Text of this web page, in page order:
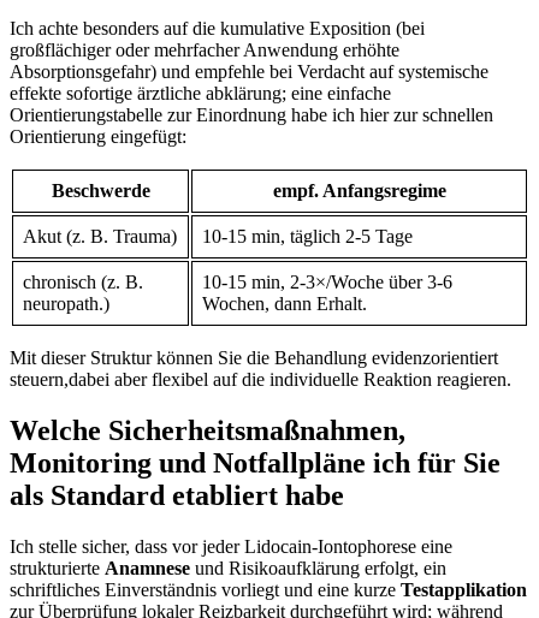
Ich achte besonders auf die kumulative Exposition (bei⁢
großflächiger oder⁢ mehrfacher ‌Anwendung erhöhte
Absorptionsgefahr) und empfehle bei Verdacht auf systemische
effekte ⁣sofortige ärztliche abklärung; eine einfache
Orientierungstabelle⁣ zur Einordnung habe ich ⁤hier​ zur‍ schnellen
Orientierung eingefügt:
Beschwerde empf. Anfangsregime
Akut (z. B. Trauma) 10-15⁤ min,‌ täglich​ 2-5‍ Tage
chronisch (z. ‍B.
neuropath.)
10-15 min, ⁢2-3×/Woche über ⁣3-6
Wochen, dann Erhalt.
⁣Mit dieser Struktur ​können Sie​ die ⁤Behandlung evidenzorientiert
steuern,dabei aber flexibel auf die individuelle Reaktion reagieren.
Welche Sicherheitsmaßnahmen,
Monitoring​ und ⁣Notfallpläne ich für Sie
als Standard etabliert‍ habe
Ich⁤ stelle sicher, dass⁣ vor jeder Lidocain‑Iontophorese eine
strukturierte‌ Anamnese und ​Risikoaufklärung ​erfolgt, ein‍
schriftliches Einverständnis vorliegt und eine kurze Testapplikation
zur Überprüfung lokaler Reizbarkeit durchgeführt wird;‌ während